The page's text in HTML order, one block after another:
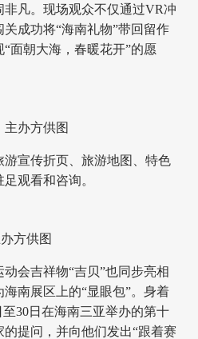
凡。现场观众不仅通过VR冲
成功将“海南礼物”带回留作
面朝大海，春暖花开”的愿
办方供图
宣传折页、旅游地图、特色
观看和咨询。
方供图
会吉祥物“吉贝”也同步亮相
南展区上的“显眼包”。身着
30日在海南三亚举办的第十
提问，并向他们发出“跟着赛